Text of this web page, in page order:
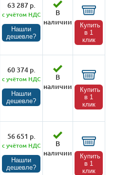
63 287 р.
с учётом НДС
Нашли
дешевле?
В
наличии
Купить
в 1
клик
60 374 р.
с учётом НДС
Нашли
дешевле?
В
наличии
Купить
в 1
клик
56 651 р.
с учётом НДС
Нашли
дешевле?
В
наличии
Купить
в 1
клик